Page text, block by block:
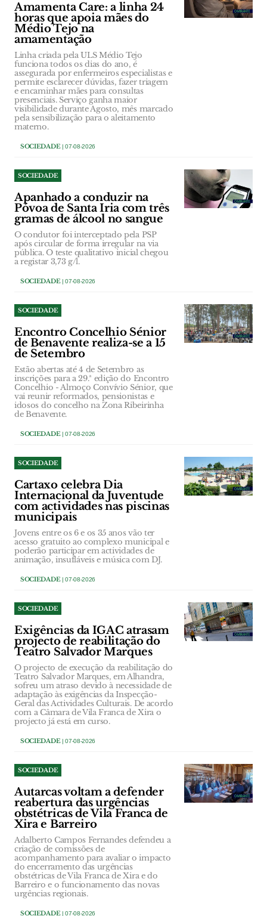
Amamenta Care: a linha 24
horas que apoia mães do
Médio Tejo na
amamentação
Linha criada pela ULS Médio Tejo
funciona todos os dias do ano, é
assegurada por enfermeiros especialistas e
permite esclarecer dúvidas, fazer triagem
e encaminhar mães para consultas
presenciais. Serviço ganha maior
visibilidade durante Agosto, mês marcado
pela sensibilização para o aleitamento
materno.
SOCIEDADE| 07-08-2026
SOCIEDADE
Apanhado a conduzir na
Póvoa de Santa Iria com três
gramas de álcool no sangue
O condutor foi interceptado pela PSP
após circular de forma irregular na via
pública. O teste qualitativo inicial chegou
a registar 3,73 g/l.
SOCIEDADE| 07-08-2026
SOCIEDADE
Encontro Concelhio Sénior
de Benavente realiza-se a 15
de Setembro
Estão abertas até 4 de Setembro as
inscrições para a 29.ª edição do Encontro
Concelhio - Almoço Convívio Sénior, que
vai reunir reformados, pensionistas e
idosos do concelho na Zona Ribeirinha
de Benavente.
SOCIEDADE| 07-08-2026
SOCIEDADE
Cartaxo celebra Dia
Internacional da Juventude
com actividades nas piscinas
municipais
Jovens entre os 6 e os 35 anos vão ter
acesso gratuito ao complexo municipal e
poderão participar em actividades de
animação, insufláveis e música com DJ.
SOCIEDADE| 07-08-2026
SOCIEDADE
Exigências da IGAC atrasam
projecto de reabilitação do
Teatro Salvador Marques
O projecto de execução da reabilitação do
Teatro Salvador Marques, em Alhandra,
sofreu um atraso devido à necessidade de
adaptação às exigências da Inspecção-
Geral das Actividades Culturais. De acordo
com a Câmara de Vila Franca de Xira o
projecto já está em curso.
SOCIEDADE| 07-08-2026
SOCIEDADE
Autarcas voltam a defender
reabertura das urgências
obstétricas de Vila Franca de
Xira e Barreiro
Adalberto Campos Fernandes defendeu a
criação de comissões de
acompanhamento para avaliar o impacto
do encerramento das urgências
obstétricas de Vila Franca de Xira e do
Barreiro e o funcionamento das novas
urgências regionais.
SOCIEDADE| 07-08-2026